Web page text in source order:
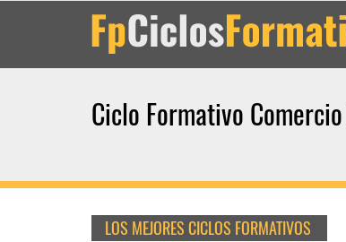
Ciclo Formativo
LOS MEJORES CICLOS FORMATIVOS